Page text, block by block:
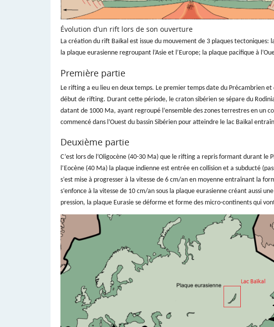
Évolution d’un rift lors de son ouverture
La création du rift Baïkal est issue du mouvement de 3 plaques tectoniques:
la plaque eurasienne regroupant l’Asie et l’Europe; la plaque pacifique à
Première partie
Le rifting a eu lieu en deux temps. Le premier temps date du Précambrien et
début de rifting. Durant cette période, le craton sibérien se sépare du
datant de 1000 Ma, ayant regroupé l’ensemble des zones terrestres en un
commencé dans l’Ouest du bassin Sibérien pour atteindre le lac Baïkal
Deuxième partie
C’est lors de l’Oligocène (40-30 Ma) que le rifting a repris formant durant le
l’Eocène (40 Ma) la plaque indienne est entrée en collision et a subducté
s’est mise à progresser à la vitesse de 6 cm/an en moyenne entraînant la
s’enfonce à la vitesse de 10 cm/an sous la plaque eurasienne créant aussi
pression, la plaque Eurasie se déforme et forme des micro-continents qui